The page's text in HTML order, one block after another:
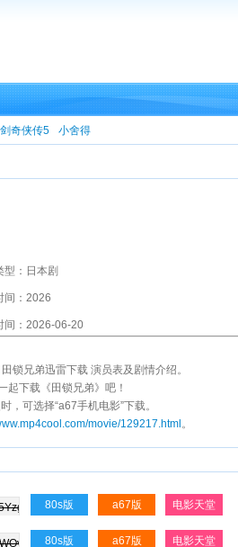
奇侠传5 小舍得
型：日本剧
间：2026
间：2026-06-20
锁兄弟迅雷下载 演员表及剧情介绍。
起下载《田锁兄弟》吧！
，可选择“a67手机电影”下载。
movie/129217.html 。
80s版 a67版 电影天堂
80s版 a67版 电影天堂